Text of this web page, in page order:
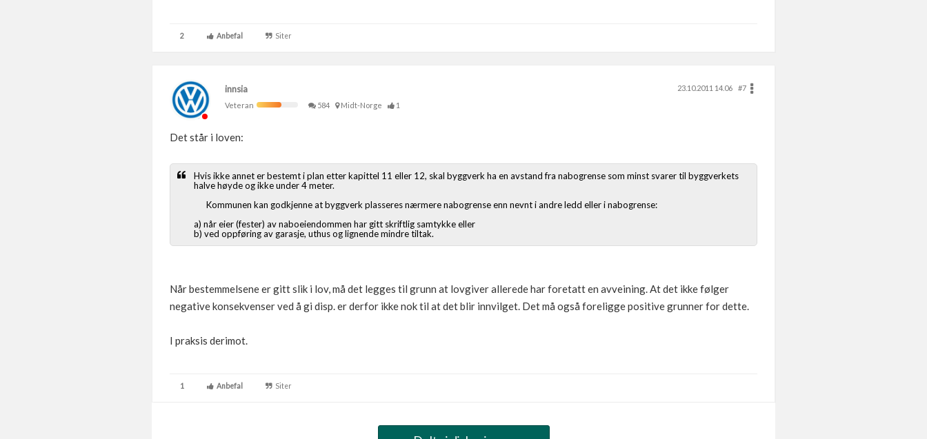
2 Anbefal Siter
innsia 23.10.2011 14.06
#7
Veteran
584 Midt-Norge 1
Det står i loven:
Hvis ikke annet er bestemt i plan etter kapittel 11 eller 12, skal byggverk ha en avstand fra nabogrense som minst svarer til byggverkets
halve høyde og ikke under 4 meter.
Kommunen kan godkjenne at byggverk plasseres nærmere nabogrense enn nevnt i andre ledd eller i nabogrense:
a) når eier (fester) av naboeiendommen har gitt skriftlig samtykke eller
b) ved oppføring av garasje, uthus og lignende mindre tiltak.
Når bestemmelsene er gitt slik i lov, må det legges til grunn at lovgiver allerede har foretatt en avveining. At det ikke følger
negative konsekvenser ved å gi disp. er derfor ikke nok til at det blir innvilget. Det må også foreligge positive grunner for dette.
I praksis derimot.
1 Anbefal Siter